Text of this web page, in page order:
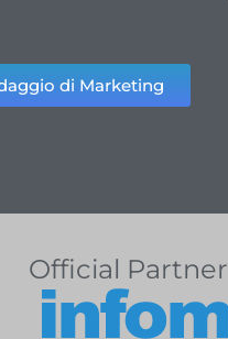
di Marketing
Official Partner